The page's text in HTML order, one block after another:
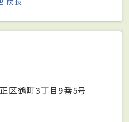
区鶴町3丁目9番5号